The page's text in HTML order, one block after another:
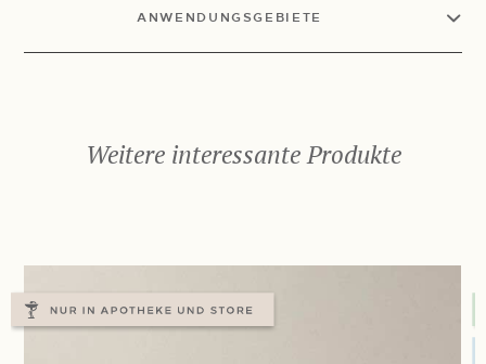
ANWENDUNGSGEBIETE
Weitere interessante Produkte